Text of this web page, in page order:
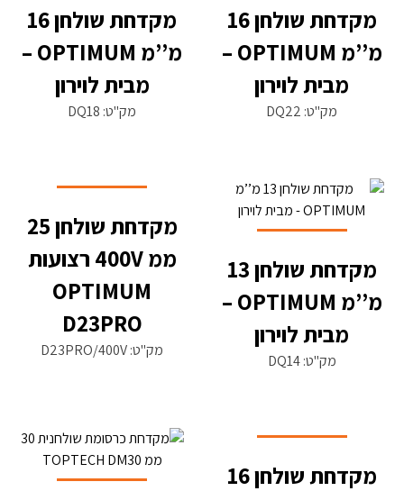
מקדחת שולחן 16
מ’’מ OPTIMUM –
מבית לוירון
מק"ט: DQ22
מקדחת שולחן 16
מ’’מ OPTIMUM –
מבית לוירון
מק"ט: DQ18
מקדחת שולחן 13
מ’’מ OPTIMUM –
מבית לוירון
מק"ט: DQ14
מקדחת שולחן 25
ממ 400V רצועות
OPTIMUM
D23PRO
מק"ט: D23PRO/400V
מקדחת שולחן 16